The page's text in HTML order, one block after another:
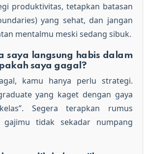
produktivitas, tetapkan batasan
yang sehat, dan jangan
mentalmu meski sedang sibuk.
saya langsung habis dalam
saya gagal?
kamu hanya perlu strategi.
yang kaget dengan gaya
Segera terapkan rumus
gajimu tidak sekadar numpang